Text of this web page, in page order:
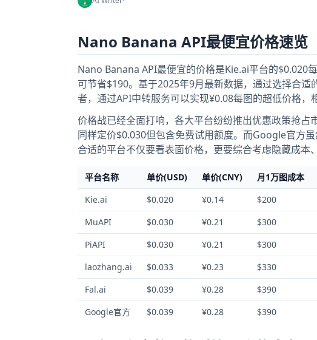
Nano Banana API最便宜价格速览
Nano Banana API最便宜的价格是Kie.ai平台的$0.020
可节省$190。基于2025年9月最新数据，通过选择合
者，通过API中转服务可以实现¥0.08每图的超低价格，
价格战已经全面打响，各大平台纷纷推出优惠政策抢
同样定价$0.030但包含免费试用额度。而Google官方
合适的平台不仅要看表面价格，更要综合考虑隐藏成本
平台名称 单价(USD) 单价(CNY) 月1万图成本
Kie.ai
$0.020 ¥0.14 $200
MuAPI
$0.030 ¥0.21 $300
PiAPI
$0.030 ¥0.21 $300
laozhang.ai
$0.033 ¥0.23 $330
Fal.ai
$0.039 ¥0.28 $390
Google官方
$0.039 ¥0.28 $390